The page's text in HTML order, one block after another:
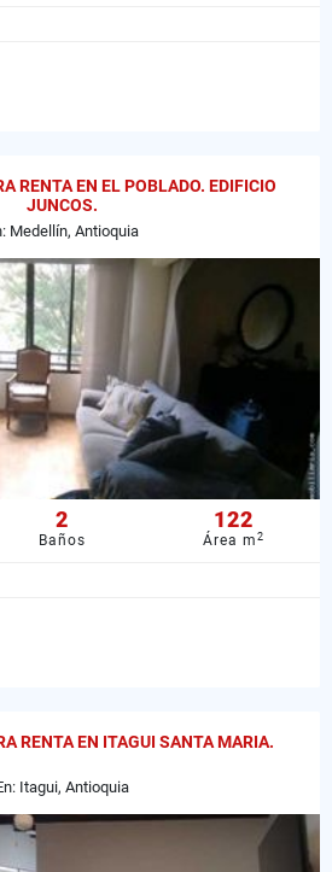
RENTA EN EL POBLADO. EDIFICIO
JUNCOS.
Medellín, Antioquia
2
Baños
122
Área m2
RENTA EN ITAGUI SANTA MARIA.
Itagui, Antioquia